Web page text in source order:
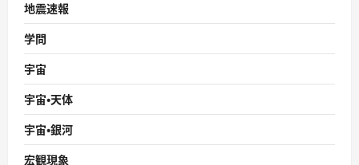
地震速報
学問
宇宙
宇宙・天体
宇宙・銀河
宏観現象